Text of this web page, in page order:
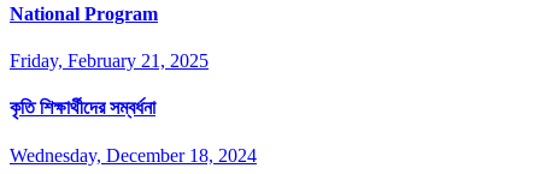
National Program
Friday, February 21, 2025
কৃতি শিক্ষার্থীদের সম্বর্ধনা
Wednesday, December 18, 2024